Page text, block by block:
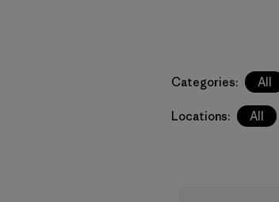
Categories: All
Locations: All